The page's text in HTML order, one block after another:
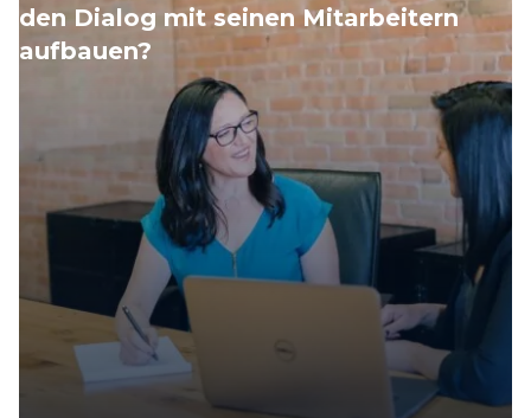
den Dialog mit seinen Mitarbeitern
aufbauen?